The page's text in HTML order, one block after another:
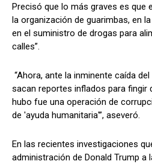
Precisó que lo más graves es que
la organización de guarimbas, en
en el suministro de drogas para
calles”.
“Ahora, ante la inminente caída
sacan reportes inflados para fingir
hubo fue una operación de
de 'ayuda humanitaria'”, aseveró.
En las recientes investigaciones
administración de Donald Trump a